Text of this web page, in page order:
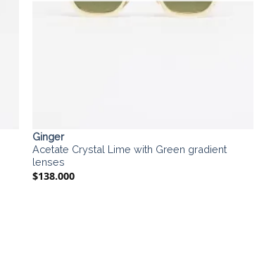
Ginger
Acetate Crystal Lime with Green gradient
lenses
$138.000